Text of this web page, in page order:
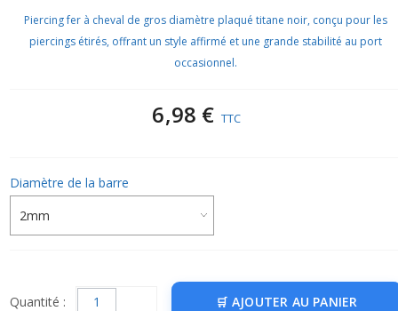
Piercing fer à cheval de gros diamètre plaqué titane noir, conçu pour les
piercings étirés, offrant un style affirmé et une grande stabilité au port
occasionnel.
6,98 € TTC
Diamètre de la barre
Quantité : AJOUTER AU PANIER